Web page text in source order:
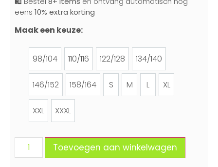
eens 10% extra korting
Maak een keuze:
98/104
98/104
110/116
110/116
122/128
122/128
134/140
134/140
146/152
146/152
158/164
158/164
S
S
M
M
L
L
XL
XL
XXL
XXL
XXXL
XXXL
Toevoegen aan winkelwagen